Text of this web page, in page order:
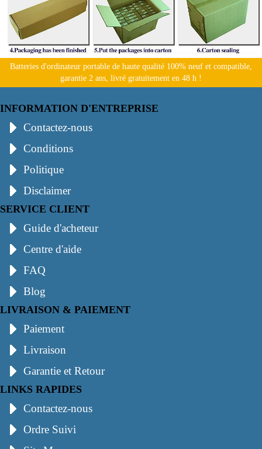
Batteries d'ordinateur portable de haute qualité 100% neuf et compatible,
garantie 2 ans, livré gratuitement en 48 h !
INFORMATION D'ENTREPRISE
Contactez-nous
Conditions
Politique
Disclaimer
SERVICE CLIENT
Guide d'acheteur
Centre d'aide
FAQ
Blog
LIVRAISON & PAIEMENT
Paiement
Livraison
Garantie et Retour
LINKS RAPIDES
Contactez-nous
Ordre Suivi